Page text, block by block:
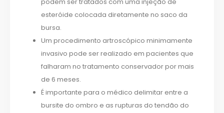
podem ser tratados com uma injeção de
esteróide colocada diretamente no saco da
bursa.
Um procedimento artroscópico minimamente
invasivo pode ser realizado em pacientes que
falharam no tratamento conservador por mais
de 6 meses.
É importante para o médico delimitar entre a
bursite do ombro e as rupturas do tendão do